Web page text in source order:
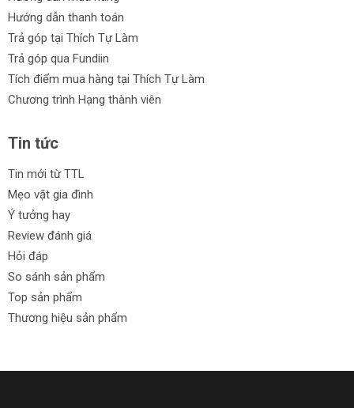
Hướng dẫn thanh toán
Trả góp tại Thích Tự Làm
Trả góp qua Fundiin
Tích điểm mua hàng tại Thích Tự Làm
Chương trình Hạng thành viên
Tin tức
Tin mới từ TTL
Mẹo vặt gia đình
Ý tưởng hay
Review đánh giá
Hỏi đáp
So sánh sản phẩm
Top sản phẩm
Thương hiệu sản phẩm